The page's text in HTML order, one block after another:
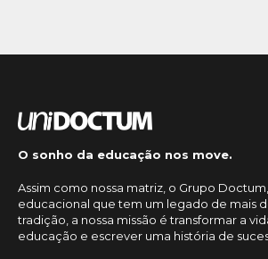
O sonho da educação nos move.
Assim como nossa matriz, o Grupo
educacional que tem um legado de mais
tradição, a nossa missão é transformar a
educação e escrever uma história de